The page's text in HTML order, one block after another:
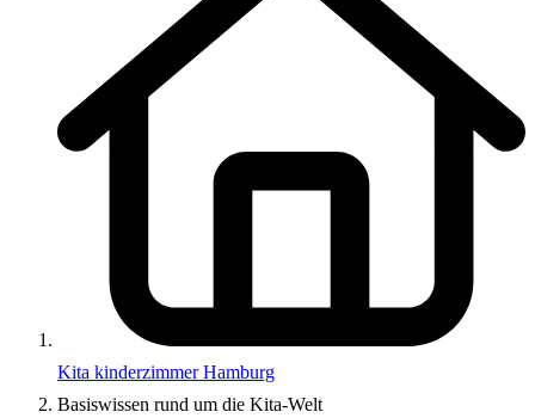
Kita kinderzimmer Hamburg
Basiswissen rund um die Kita-Welt